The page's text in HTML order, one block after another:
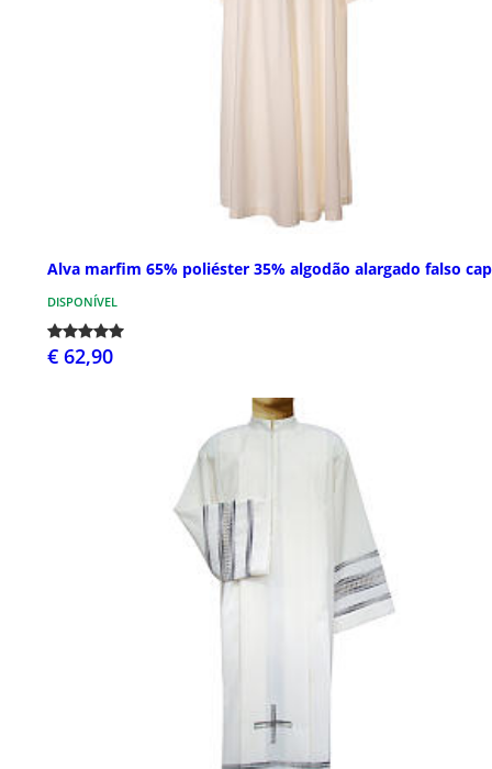
Alva marfim 65% poliéster 35% algodão alargado falso
DISPONÍVEL
€ 62,90